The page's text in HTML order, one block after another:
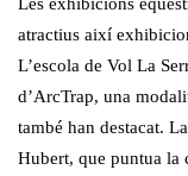
atractius així
L’escola de Vol La
d’ArcTrap, una
també han destacat.
Hubert, que puntua la